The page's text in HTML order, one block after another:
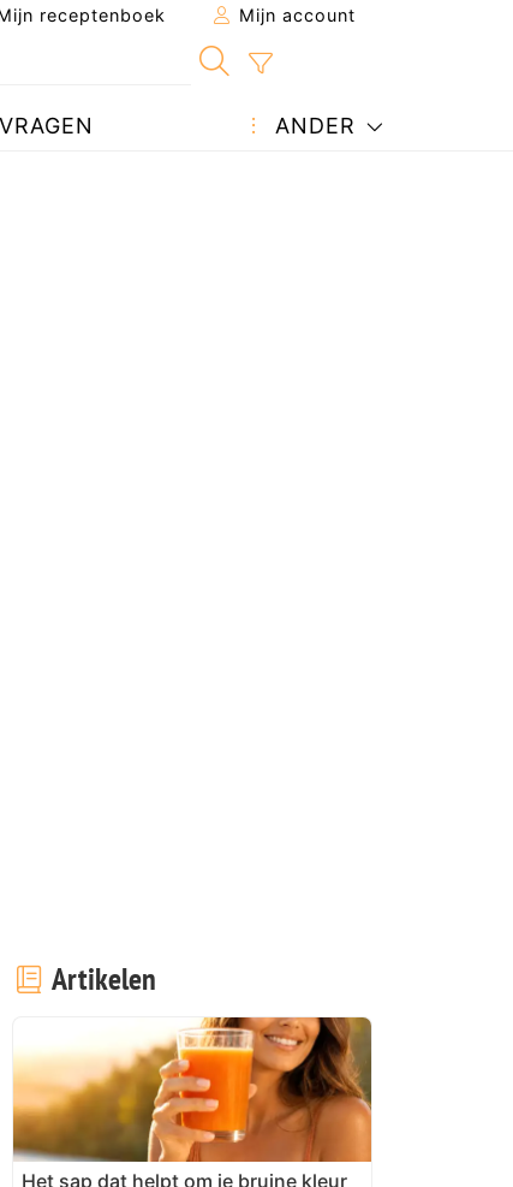
receptenboek Mijn account
VRAGEN ANDER
Artikelen
Het sap dat helpt om je bruine kleur